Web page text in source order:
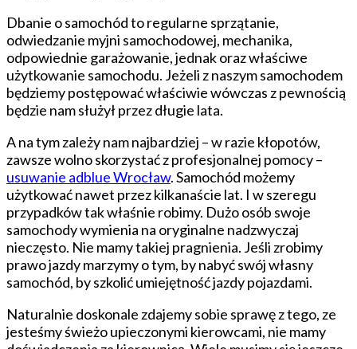
Dbanie o samochód to regularne sprzątanie,
odwiedzanie myjni samochodowej, mechanika,
odpowiednie garażowanie, jednak oraz właściwe
użytkowanie samochodu. Jeżeli z naszym samochodem
będziemy postępować właściwie wówczas z pewnością
będzie nam służył przez długie lata.
A na tym zależy nam najbardziej – w razie kłopotów,
zawsze wolno skorzystać z profesjonalnej pomocy –
usuwanie adblue Wrocław. Samochód możemy
użytkować nawet przez kilkanaście lat. I w szeregu
przypadków tak właśnie robimy. Dużo osób swoje
samochody wymienia na oryginalne nadzwyczaj
nieczęsto. Nie mamy takiej pragnienia. Jeśli zrobimy
prawo jazdy marzymy o tym, by nabyć swój własny
samochód, by szkolić umiejętność jazdy pojazdami.
Naturalnie doskonale zdajemy sobie sprawę z tego, ze
jesteśmy świeżo upieczonymi kierowcami, nie mamy